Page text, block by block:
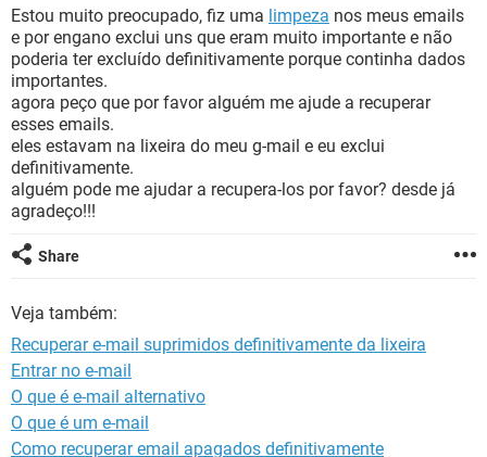
GUIA DE COMPRAS
OUTLOOK EXCEL
INSTAGRAM GMAIL
GUIA DE COMPRAS
Estou muito preocupado, fiz uma limpeza nos meus emails
e por engano exclui uns que eram muito importante e não
poderia ter excluído definitivamente porque continha dados
importantes.
agora peço que por favor alguém me ajude a recuperar
esses emails.
eles estavam na lixeira do meu g-mail e eu exclui
definitivamente.
alguém pode me ajudar a recupera-los por favor? desde já
agradeço!!!
Share
Veja também:
Recuperar e-mail suprimidos definitivamente da lixeira
Entrar no e-mail
O que é e-mail alternativo
O que é um e-mail
Como recuperar email apagados definitivamente